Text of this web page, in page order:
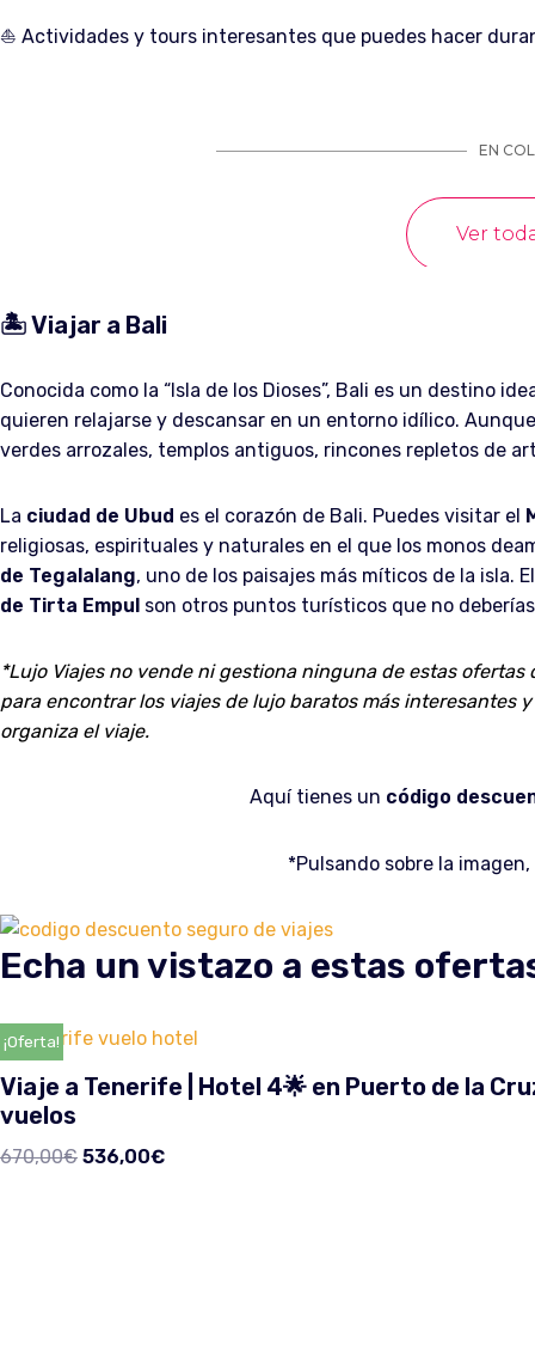
⛵️ Actividades y tours interesantes que puedes hacer
🏝️ Viajar a Bali
Conocida como la “Isla de los Dioses”, Bali es un destino
quieren relajarse y descansar en un entorno idílico.
verdes arrozales, templos antiguos, rincones repletos de
La ciudad de Ubud es el corazón de Bali. Puedes visitar el
religiosas, espirituales y naturales en el que los monos
de Tegalalang, uno de los paisajes más míticos de la isla.
de Tirta Empul son otros puntos turísticos que no
*Lujo Viajes no vende ni gestiona ninguna de estas
para encontrar los viajes de lujo baratos más interesantes
organiza el viaje.
Aquí tienes un código
*Pulsando sobre la
Echa un vistazo a estas
¡Oferta!
Viaje a Tenerife | Hotel 4🌟 en Puerto de la
vuelos
670,00€ 536,00€